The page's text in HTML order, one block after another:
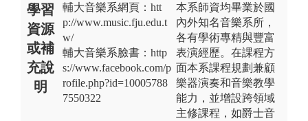
學習
資源
或補
充說
明
輔大音樂系網頁：htt
p://www.music.fju.edu.t
w/
輔大音樂系臉書：http
s://www.facebook.com/p
rofile.php?id=10005788
7550322
本系師資均畢業於國
內外知名音樂系所，
各有學術專精與豐富
表演經歷。在課程方
面本系課程規劃兼顧
樂器演奏和音樂教學
能力，並增設跨領域
主修課程，如爵士音